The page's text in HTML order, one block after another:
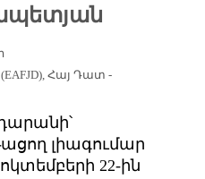
,Հայ Դատ -
լիագումար
22-ին